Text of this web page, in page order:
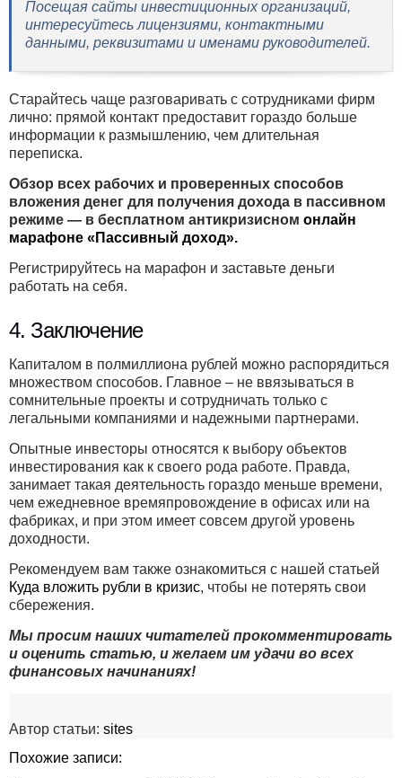
Посещая сайты инвестиционных организаций,
интересуйтесь лицензиями, контактными
данными, реквизитами и именами руководителей.
Старайтесь чаще разговаривать с сотрудниками фирм
лично: прямой контакт предоставит гораздо больше
информации к размышлению, чем длительная
переписка.
Обзор всех рабочих и проверенных способов
вложения денег для получения дохода в пассивном
режиме — в бесплатном антикризисном онлайн
марафоне «Пассивный доход».
Регистрируйтесь на марафон и заставьте деньги
работать на себя.
4. Заключение
Капиталом в полмиллиона рублей можно распорядиться
множеством способов. Главное – не ввязываться в
сомнительные проекты и сотрудничать только с
легальными компаниями и надежными партнерами.
Опытные инвесторы относятся к выбору объектов
инвестирования как к своего рода работе. Правда,
занимает такая деятельность гораздо меньше времени,
чем ежедневное времяпровождение в офисах или на
фабриках, и при этом имеет совсем другой уровень
доходности.
Рекомендуем вам также ознакомиться с нашей статьей
Куда вложить рубли в кризис, чтобы не потерять свои
сбережения.
Мы просим наших читателей прокомментировать
и оценить статью, и желаем им удачи во всех
финансовых начинаниях!
Автор статьи: sites
Похожие записи: